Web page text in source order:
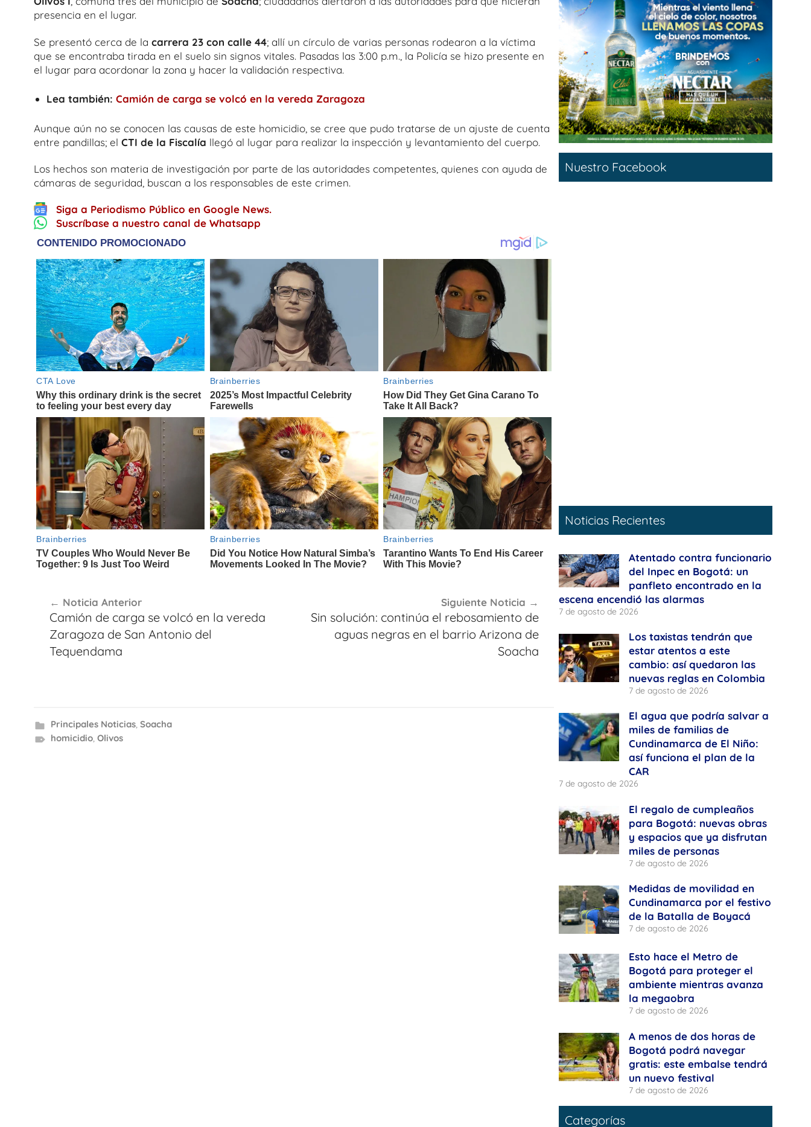
presencia en el lugar.
Se presentó cerca de la carrera 23 con calle 44; allí un círculo de varias personas rodearon a la víctima
que se encontraba tirada en el suelo sin signos vitales. Pasadas las 3:00 p.m., la Policía se hizo presente en
el lugar para acordonar la zona y hacer la validación respectiva.
Lea también: Camión de carga se volcó en la vereda Zaragoza
Aunque aún no se conocen las causas de este homicidio, se cree que pudo tratarse de un ajuste de cuenta
entre pandillas; el CTI de la Fiscalía llegó al lugar para realizar la inspección y levantamiento del cuerpo.
Los hechos son materia de investigación por parte de las autoridades competentes, quienes con ayuda de
cámaras de seguridad, buscan a los responsables de este crimen.
Siga a Periodismo Público en Google News.
Suscríbase a nuestro canal de Whatsapp
de
entradas
Noticia Anterior
Camión de carga se volcó en la vereda
Zaragoza de San Antonio del
Tequendama
Siguiente Noticia
Sin solución: continúa el rebosamiento de
aguas negras en el barrio Arizona de
Soacha
Principales Noticias, Soacha
homicidio, Olivos
Nuestro Facebook
Noticias Recientes
Atentado contra funcionario
del Inpec en Bogotá: un
panfleto encontrado en la
escena encendió las alarmas
7 de agosto de 2026
Los taxistas tendrán que
estar atentos a este
cambio: así quedaron las
nuevas reglas en Colombia
7 de agosto de 2026
El agua que podría salvar a
miles de familias de
Cundinamarca de El Niño:
así funciona el plan de la
CAR
7 de agosto de 2026
El regalo de cumpleaños
para Bogotá: nuevas obras
y espacios que ya disfrutan
miles de personas
7 de agosto de 2026
Medidas de movilidad en
Cundinamarca por el festivo
de la Batalla de Boyacá
7 de agosto de 2026
Esto hace el Metro de
Bogotá para proteger el
ambiente mientras avanza
la megaobra
7 de agosto de 2026
A menos de dos horas de
Bogotá podrá navegar
gratis: este embalse tendrá
un nuevo festival
7 de agosto de 2026
Categorías